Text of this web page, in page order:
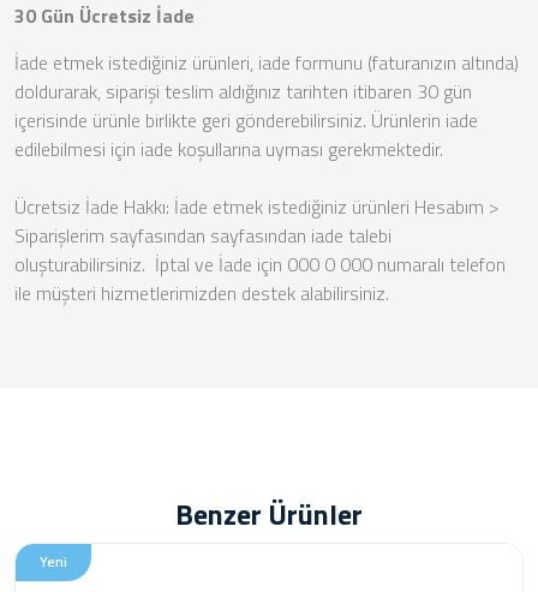
30 Gün Ücretsiz İade
İade etmek istediğiniz ürünleri, iade formunu (faturanızın altında)
doldurarak, siparişi teslim aldığınız tarihten itibaren 30 gün
içerisinde ürünle birlikte geri gönderebilirsiniz. Ürünlerin iade
edilebilmesi için iade koşullarına uyması gerekmektedir.
Ücretsiz İade Hakkı: İade etmek istediğiniz ürünleri Hesabım >
Siparişlerim sayfasından sayfasından iade talebi
oluşturabilirsiniz. İptal ve İade için 000 0 000 numaralı telefon
ile müşteri hizmetlerimizden destek alabilirsiniz.
Benzer Ürünler
Yeni